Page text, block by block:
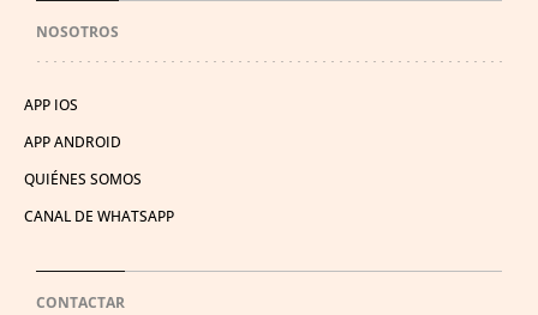
NOSOTROS
APP IOS
APP ANDROID
QUIÉNES SOMOS
CANAL DE WHATSAPP
CONTACTAR